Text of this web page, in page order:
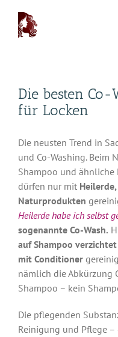
Inhalt
springen
Die besten
für Locken
Die neusten Trend in
und Co-Washing. Beim
Shampoo und ähnliche
dürfen nur mit
Naturprodukten
Heilerde habe ich selbst
sogenannte Co-Wash.
auf Shampoo verzichtet
mit Conditioner
nämlich die Abkürzung
Shampoo – kein
Die pflegenden
Reinigung und Pflege –